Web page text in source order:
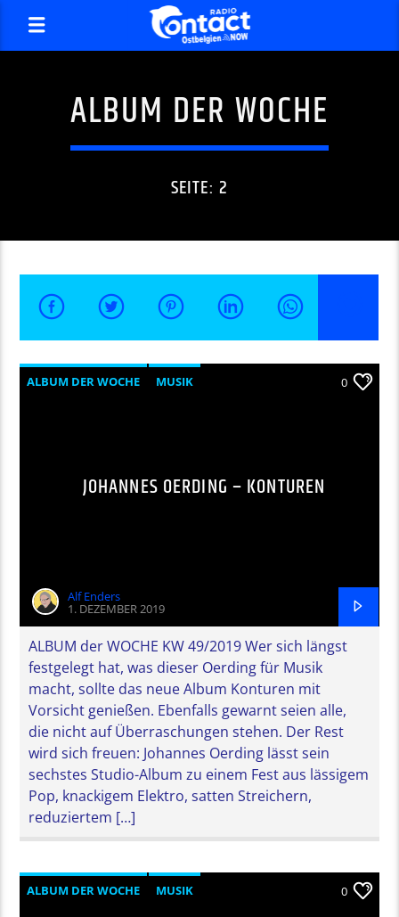
ALBUM DER WOCHE
SEITE: 2
ALBUM DER WOCHE MUSIK 0
JOHANNES OERDING – KONTUREN
Alf Enders
1. DEZEMBER 2019
ALBUM der WOCHE KW 49/2019 Wer sich längst
festgelegt hat, was dieser Oerding für Musik
macht, sollte das neue Album Konturen mit
Vorsicht genießen. Ebenfalls gewarnt seien alle,
die nicht auf Überraschungen stehen. Der Rest
wird sich freuen: Johannes Oerding lässt sein
sechstes Studio-Album zu einem Fest aus lässigem
Pop, knackigem Elektro, satten Streichern,
reduziertem […]
ALBUM DER WOCHE MUSIK 0